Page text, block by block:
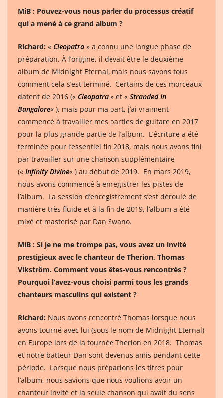
MiB : Pouvez-vous nous parler du processus créatif
qui a mené à ce grand album ?
Richard: « Cleopatra » a connu une longue phase de
préparation. À l’origine, il devait être le deuxième
album de Midnight Eternal, mais nous savons tous
comment cela s’est terminé. Certains de ces morceaux
datent de 2016 (« Cleopatra » et « Stranded In
Bangalore« ), mais pour ma part, j’ai vraiment
commencé à travailler mes parties de guitare en 2017
pour la plus grande partie de l’album. L’écriture a été
terminée pour l’essentiel fin 2018, mais nous avons fini
par travailler sur une chanson supplémentaire
(« Infinity Divine« ) au début de 2019. En mars 2019,
nous avons commencé à enregistrer les pistes de
l’album. La session d’enregistrement s’est déroulé de
manière très fluide et à la fin de 2019, l’album a été
mixé et masterisé par Dan Swano.
MiB : Si je ne me trompe pas, vous avez un invité
prestigieux avec le chanteur de Therion, Thomas
Vikström. Comment vous êtes-vous rencontrés ?
Pourquoi l’avez-vous choisi parmi tous les grands
chanteurs masculins qui existent ?
Richard: Nous avons rencontré Thomas lorsque nous
avons tourné avec lui (sous le nom de Midnight Eternal)
en Europe lors de la tournée Therion en 2018. Thomas
et notre batteur Dan sont devenus amis pendant cette
période. Lorsque nous préparions les titres pour
l’album, nous savions que nous voulions avoir un
chanteur invité et la seule chanson qui avait du sens